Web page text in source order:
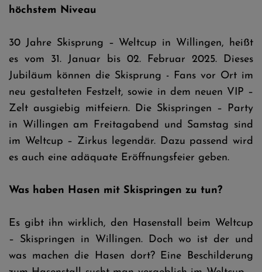
höchstem Niveau
30 Jahre Skisprung – Weltcup in Willingen, heißt
es vom 31. Januar bis 02. Februar 2025. Dieses
Jubiläum können die Skisprung - Fans vor Ort im
neu gestalteten Festzelt, sowie in dem neuen VIP –
Zelt ausgiebig mitfeiern. Die Skispringen – Party
in Willingen am Freitagabend und Samstag sind
im Weltcup – Zirkus legendär. Dazu passend wird
es auch eine adäquate Eröffnungsfeier geben.
Was haben Hasen mit Skispringen zu tun?
Es gibt ihn wirklich, den Hasenstall beim Weltcup
– Skispringen in Willingen. Doch wo ist der und
was machen die Hasen dort? Eine Beschilderung